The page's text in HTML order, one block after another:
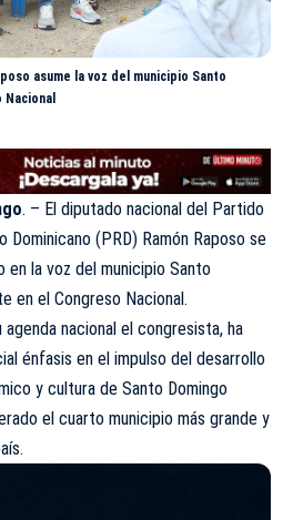
asume la voz del municipio Santo
. – El diputado nacional del Partido
Dominicano (PRD) Ramón Raposo se
en la voz del municipio Santo
en el Congreso Nacional.
agenda nacional el congresista, ha
énfasis en el impulso del desarrollo
y cultura de Santo Domingo
el cuarto municipio más grande y